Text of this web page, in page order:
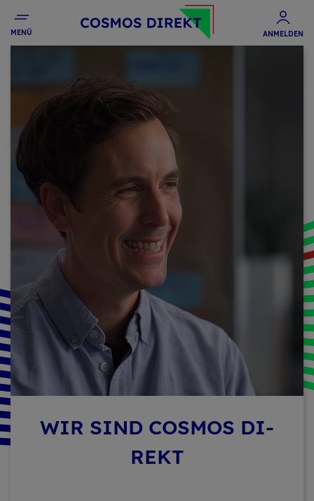
MENÜ ANMELDEN
WIR SIND COS­MOS DI­
REKT